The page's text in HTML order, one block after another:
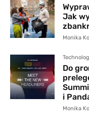
Jak
Monika
Do
i
Monika